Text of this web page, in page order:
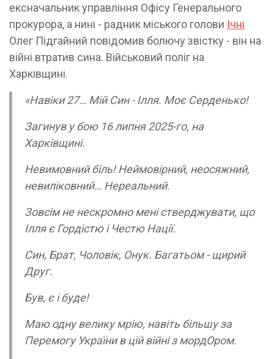
ексначальник управління Офісу Генерального
прокурора, а нині - радник міського голови Ічні
Олег Підгайний повідомив болючу звістку - він на
війні втратив сина. Військовий поліг на
Харківщині.
«Навіки 27… Мій Син - Ілля. Моє Серденько!
Загинув у бою 16 липня 2025-го, на
Харківщині.
Невимовний біль! Неймовірний, неосяжний,
невиліковний… Нереальний.
Зовсім не нескромно мені стверджувати, що
Ілля є Гордістю і Честю Нації.
Син, Брат, Чоловік, Онук. Багатьом - щирий
Друг.
Був, є і буде!
Маю одну велику мрію, навіть більшу за
Перемогу України в цій війні з мордОром.